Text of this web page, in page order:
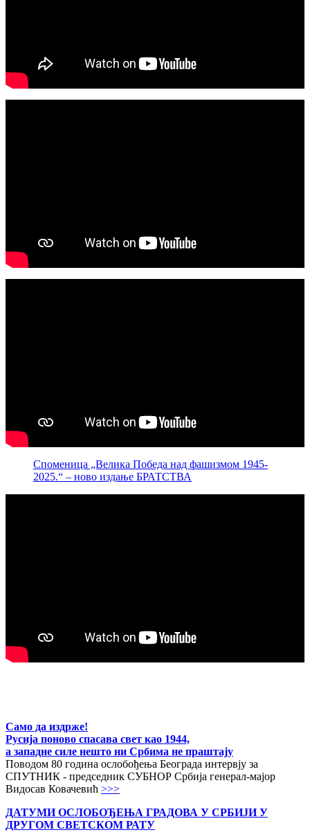
Споменица „Велика Победа над фашизмом 1945-
2025.“ – ново издање БРАТСТВА
Само да издрже!
Русија поново спасава свет као 1944,
а западне силе нешто ни Србима не праштају
Поводом 80 година ослобођења Београда интервју за
СПУТНИК - председник СУБНОР Србија генерал-мајор
Видосав Ковачевић >>>
ДАТУМИ ОСЛОБОЂЕЊА ГРАДОВА У СРБИЈИ У
ДРУГОМ СВЕТСКОМ РАТУ